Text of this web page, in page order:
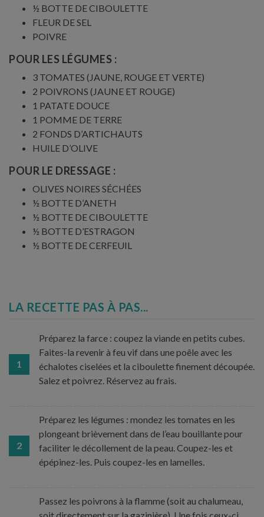
½ BOTTE DE CIBOULETTE
FLEUR DE SEL
POIVRE
POUR LES LÉGUMES :
3 TOMATES (JAUNE, ROUGE ET VERTE)
2 POIVRONS (JAUNE ET ROUGE)
1 PATATE DOUCE
1 POMME DE TERRE
2 FONDS D’ARTICHAUTS
HUILE D’OLIVE
POUR LE DRESSAGE :
OLIVES NOIRES SÉCHÉES
½ BOTTE D’ANETH
½ BOTTE DE CIBOULETTE
½ BOTTE D’ESTRAGON
½ BOTTE DE CERFEUIL
LA RECETTE PAS À PAS...
1
Préparez la farce : coupez la viande en petits cubes.
Faites-la revenir à feu vif dans une poêle avec les
échalotes ciselées et la ciboulette finement découpée.
Salez et poivrez. Réservez au frais.
2
Préparez les légumes : mondez les tomates en les
plongeant brièvement dans de l’eau bouillante pour
faciliter le décollement de la peau. Coupez-les et
épépinez-les. Puis coupez-les en lamelles.
Passez les poivrons à la flamme (soit au chalumeau,